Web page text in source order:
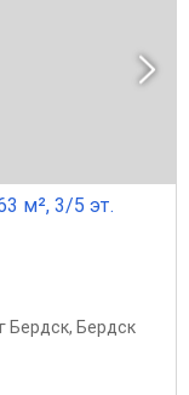
м², 3/5 эт.
Бердск, Бердск